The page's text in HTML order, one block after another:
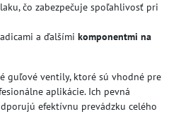
čo zabezpečuje spoľahlivosť pri
a ďalšími komponentmi na
guľové ventily, ktoré sú vhodné pre
aplikácie. Ich pevná
efektívnu prevádzku celého